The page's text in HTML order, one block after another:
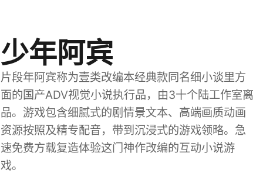
少年阿宾
片段年阿宾称为壹类改编本经典款同名细小谈里方
面的国产ADV视觉小说执行品，由3十个陆工作室离
品。游戏包含细腻式的剧情景文本、高端画质动画
资源按照及精专配音，带到沉浸式的游戏领略。急
速免费方载复造体验这门神作改编的互动小说游
戏。